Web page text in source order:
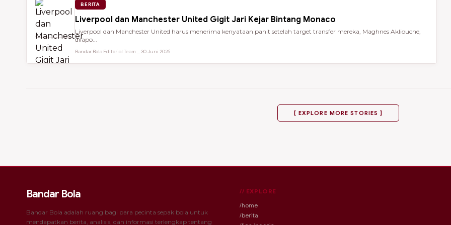
BERITA
Liverpool dan Manchester United Gigit Jari Kejar Bintang Monaco
Liverpool dan Manchester United harus menerima kenyataan pahit setelah target transfer mereka, Maghnes Akliouche,
dilapo...
Bandar Bola Editorial Team ⎯ 30 Juni 2026
[ EXPLORE MORE STORIES ]
Bandar Bola
Bandar Bola adalah ruang bagi para pecinta sepak bola untuk
mendapatkan berita, analisis, dan informasi terlengkap tentang
// EXPLORE
/home
/berita